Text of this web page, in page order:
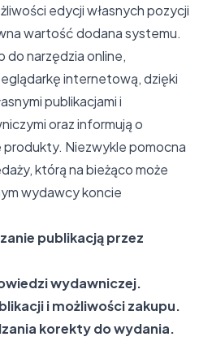
edycji własnych pozycji
wartość dodana systemu.
narzędzia online,
internetową, dzięki
publikacjami i
oraz informują o
produkty. Niezwykle pomocna
którą na bieżąco może
wydawcy koncie
publikacją przez
wydawniczej.
i możliwości zakupu.
korekty do wydania.